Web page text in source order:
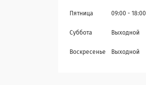
Пятница 09:00 18:00
Суббота Выходной
Воскресенье Выходной